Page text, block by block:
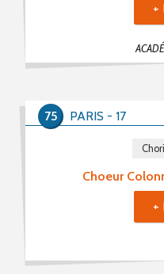
+
Choeur
PARIS - 17
75
+